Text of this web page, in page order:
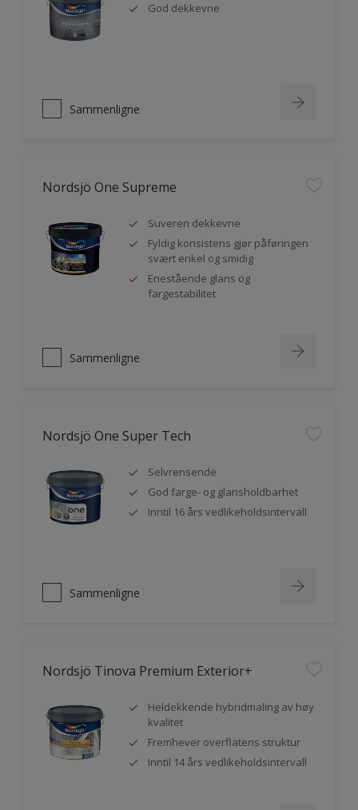
God dekkevne
Sammenligne
Nordsjö One Supreme
Suveren dekkevne
Fyldig konsistens gjør påføringen
svært enkel og smidig
Enestående glans og
fargestabilitet
Sammenligne
Nordsjö One Super Tech
Selvrensende
God farge- og glansholdbarhet
Inntil 16 års vedlikeholdsintervall
Sammenligne
Nordsjö Tinova Premium Exterior+
Heldekkende hybridmaling av høy
kvalitet
Fremhever overflatens struktur
Inntil 14 års vedlikeholdsintervall